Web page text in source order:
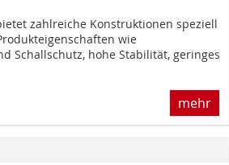
zahlreiche Konstruktionen speziell
wie
Schallschutz, hohe Stabilität, geringes
mehr